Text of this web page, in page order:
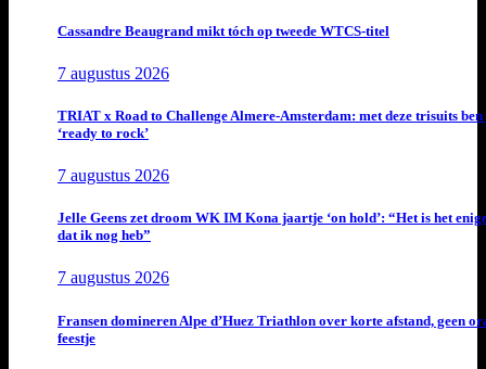
Cassandre Beaugrand mikt tóch op tweede WTCS-titel
7 augustus 2026
TRIAT x Road to Challenge Almere-Amsterdam: met deze trisuits ben
‘ready to rock’
7 augustus 2026
Jelle Geens zet droom WK IM Kona jaartje ‘on hold’: “Het is het
dat ik nog heb”
7 augustus 2026
Fransen domineren Alpe d’Huez Triathlon over korte afstand, geen
feestje